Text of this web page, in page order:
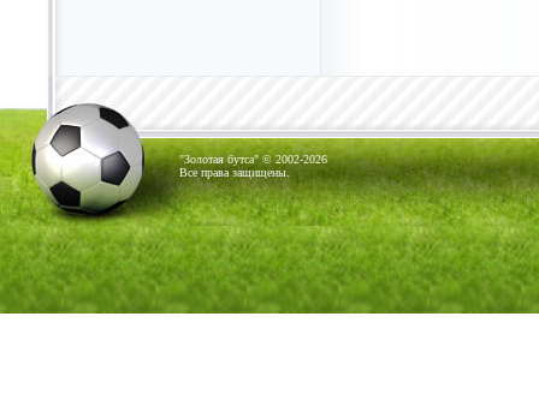
"Золотая бутса" © 2002-2026
Все права защищены.